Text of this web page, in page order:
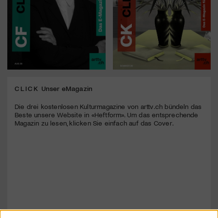
CLICK Unser eMagazin
Die drei kostenlosen Kulturmagazine von arttv.ch bündeln das
Beste unsere Website in «Heftform». Um das entsprechende
Magazin zu lesen, klicken Sie einfach auf das Cover.